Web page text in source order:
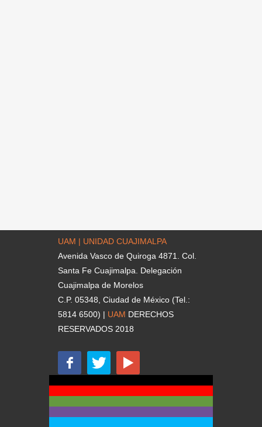
UAM | UNIDAD CUAJIMALPA
Avenida Vasco de Quiroga 4871. Col.
Santa Fe Cuajimalpa. Delegación
Cuajimalpa de Morelos
C.P. 05348, Ciudad de México (Tel.:
5814 6500) | UAM DERECHOS
RESERVADOS 2018